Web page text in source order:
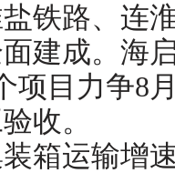
铁路、连
建成。海
项目力争8
收。
箱运输增